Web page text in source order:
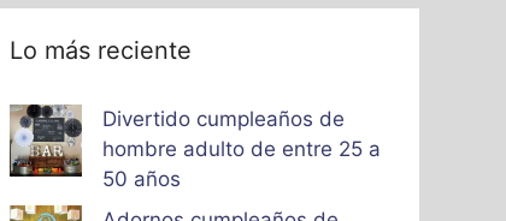
Lo más reciente
Divertido cumpleaños de
hombre adulto de entre 25 a
50 años